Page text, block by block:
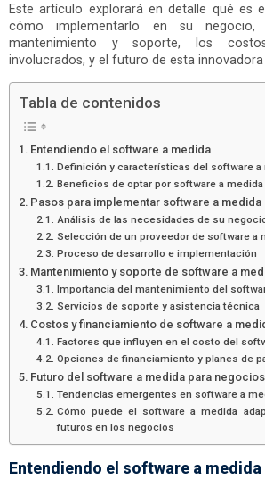
Este artículo explorará en detalle qué es
cómo implementarlo en su negocio,
mantenimiento y soporte, los
involucrados, y el futuro de esta innovadora
Tabla de contenidos
Entendiendo el software a medida
Definición y características del software a
Beneficios de optar por software a medida
Pasos para implementar software a
Análisis de las necesidades de su
Selección de un proveedor de software a
Proceso de desarrollo e implementación
Mantenimiento y soporte de software a
Importancia del mantenimiento del
Servicios de soporte y asistencia técnica
Costos y financiamiento de software a
Factores que influyen en el costo del
Opciones de financiamiento y planes de
Futuro del software a medida para negocios
Tendencias emergentes en software a
Cómo puede el software a medida
futuros en los negocios
Entendiendo el software a medida